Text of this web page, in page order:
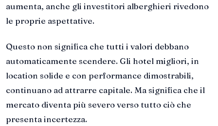
aumenta, anche gli investitori alberghieri rivedono
le proprie aspettative.
Questo non significa che tutti i valori debbano
automaticamente scendere. Gli hotel migliori, in
location solide e con performance dimostrabili,
continuano ad attrarre capitale. Ma significa che il
mercato diventa più severo verso tutto ciò che
presenta incertezza.